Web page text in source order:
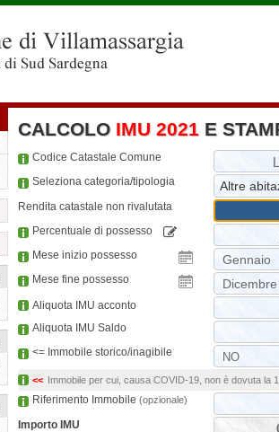
CALCOLO IMU 2021 E
Codice Catastale Comune
Seleziona categoria/tipologia
Rendita catastale non rivalutata
Percentuale di possesso
Mese inizio possesso
Mese fine possesso
Aliquota IMU acconto
Aliquota IMU Saldo
<= Immobile storico/inagibile
<< Immobile per cui, causa COVID-19, non è dovuta la
Riferimento Immobile (opzionale)
Importo IMU